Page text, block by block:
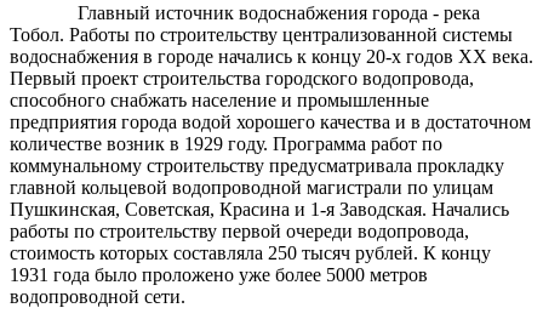
Главный источник водоснабжения города - река
Тобол. Работы по строительству централизованной системы
водоснабжения в городе начались к концу 20-х годов XX века.
Первый проект строительства городского водопровода,
способного снабжать население и промышленные
предприятия города водой хорошего качества и в достаточном
количестве возник в 1929 году. Программа работ по
коммунальному строительству предусматривала прокладку
главной кольцевой водопроводной магистрали по улицам
Пушкинская, Советская, Красина и 1-я Заводская. Начались
работы по строительству первой очереди водопровода,
стоимость которых составляла 250 тысяч рублей. К концу
1931 года было проложено уже более 5000 метров
водопроводной сети.